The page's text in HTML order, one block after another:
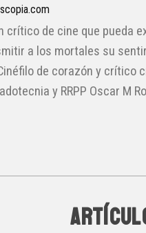
crítico de cine que pueda
a los mortales su
de corazón y crítico
y RRPP Oscar M